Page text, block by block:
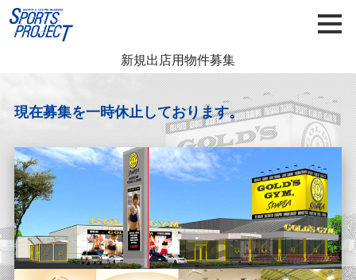
新規出店用物件募集
現在募集を一時休止しております。